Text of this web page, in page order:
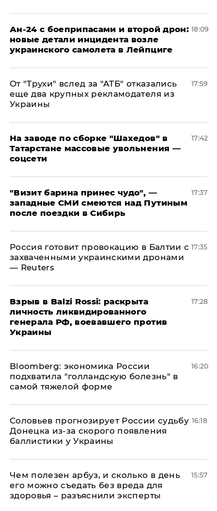
Ан-24 с боеприпасами и второй дрон:
новые детали инцидента возле
украинского самолета в Лейпциге
18:09
От "Трухи" вслед за "АТБ" отказались
еще два крупных рекламодателя из
Украины
17:59
На заводе по сборке "Шахедов" в
Татарстане массовые увольнения —
соцсети
17:42
"Визит барина принес чудо", —
западные СМИ смеются над Путиным
после поездки в Сибирь
17:37
​Россия готовит провокацию в Балтии с
захваченными украинскими дронами
— Reuters
17:35
​Взрыв в Balzi Rossi: раскрыта
личность ликвидированного
генерала РФ, воевавшего против
Украины
17:28
Bloomberg: экономика России
подхватила "голландскую болезнь" в
самой тяжелой форме
16:20
Соловьев прогнозирует России судьбу
Донецка из-за скорого появления
баллистики у Украины
16:18
Чем полезен арбуз, и сколько в день
его можно съедать без вреда для
здоровья – разъяснили эксперты
15:57